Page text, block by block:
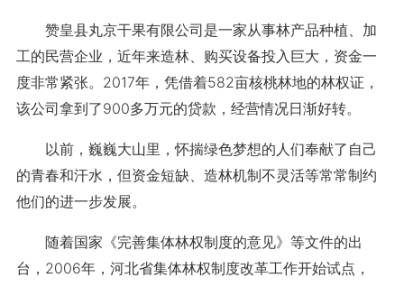
赞皇县丸京干果有限公司是一家从事林产品种植、加
工的民营企业，近年来造林、购买设备投入巨大，资金一
度非常紧张。2017年，凭借着582亩核桃林地的林权证，
该公司拿到了900多万元的贷款，经营情况日渐好转。
以前，巍巍大山里，怀揣绿色梦想的人们奉献了自己
的青春和汗水，但资金短缺、造林机制不灵活等常常制约
他们的进一步发展。
随着国家《完善集体林权制度的意见》等文件的出
台，2006年，河北省集体林权制度改革工作开始试点，